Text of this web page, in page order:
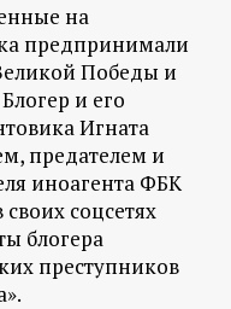
на
предпринимали
Победы и
и его
Игната
предателем и
иноагента ФБК
соцсетях
блогера
преступников